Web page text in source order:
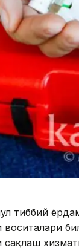
тиббий
сақлаш